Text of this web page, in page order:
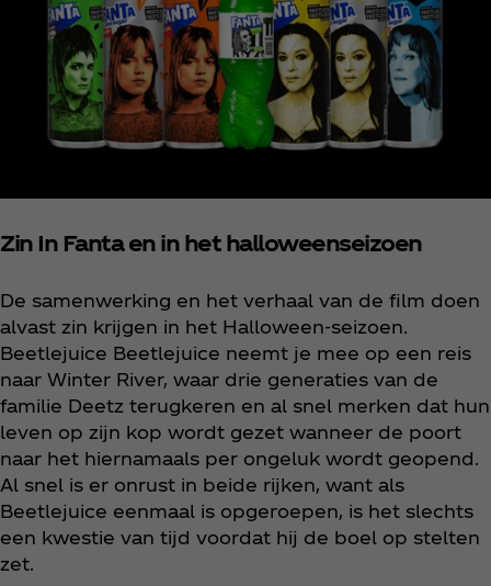
Zin In Fanta en in het halloweenseizoen
De samenwerking en het verhaal van de film doen
alvast zin krijgen in het Halloween-seizoen.
Beetlejuice Beetlejuice neemt je mee op een reis
naar Winter River, waar drie generaties van de
familie Deetz terugkeren en al snel merken dat hun
leven op zijn kop wordt gezet wanneer de poort
naar het hiernamaals per ongeluk wordt geopend.
Al snel is er onrust in beide rijken, want als
Beetlejuice eenmaal is opgeroepen, is het slechts
een kwestie van tijd voordat hij de boel op stelten
zet.